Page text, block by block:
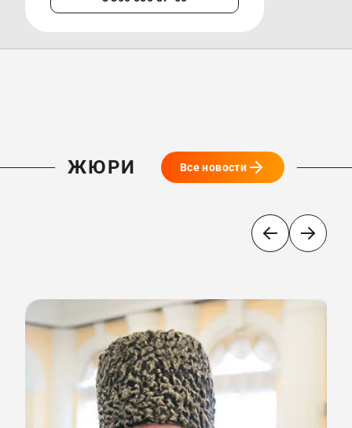
ЖЮРИ Все новости